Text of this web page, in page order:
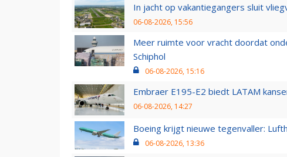
In jacht op vakantiegangers sluit
06-08-2026, 15:56
Meer ruimte voor vracht doordat
Schiphol
06-08-2026, 15:16
Embraer E195-E2 biedt LATAM
06-08-2026, 14:27
Boeing krijgt nieuwe tegenvaller:
06-08-2026, 13:36